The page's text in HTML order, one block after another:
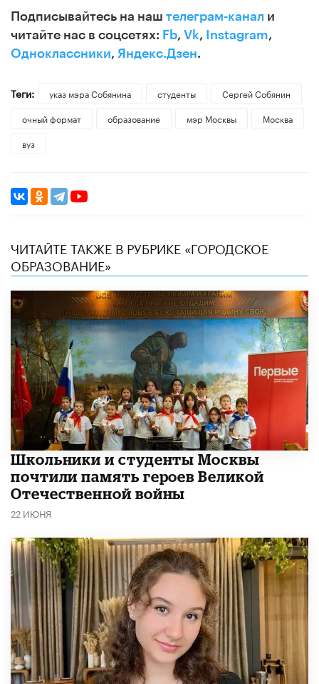
Подписывайтесь на наш телеграм-канал и
читайте нас в соцсетях: Fb, Vk, Instagram,
Одноклассники, Яндекс.Дзен.
Теги: указ мэра Собянина студенты
Сергей Собянин
очный формат
образование мэр Москвы
Москва
вуз
ЧИТАЙТЕ ТАКЖЕ В РУБРИКЕ «ГОРОДСКОЕ
ОБРАЗОВАНИЕ»
Школьники и студенты Москвы
почтили память героев Великой
Отечественной войны
22 ИЮНЯ